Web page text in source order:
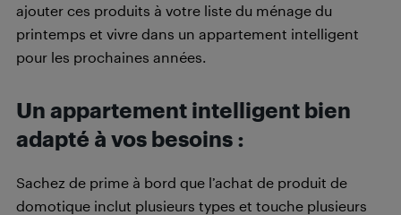
ajouter ces produits à votre liste du ménage du
printemps et vivre dans un appartement intelligent
pour les prochaines années.
Un appartement intelligent bien
adapté à vos besoins :
Sachez de prime à bord que l’achat de produit de
domotique inclut plusieurs types et touche plusieurs